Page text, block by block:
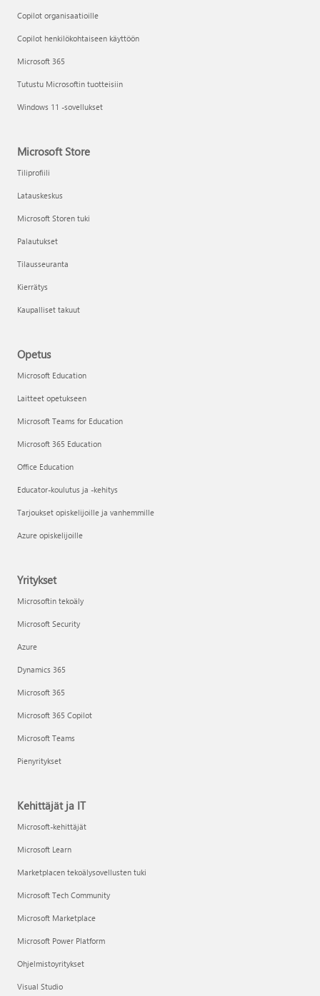
Copilot organisaatioille
Copilot henkilökohtaiseen käyttöön
Microsoft 365
Tutustu Microsoftin tuotteisiin
Windows 11 -sovellukset
Microsoft Store
Tiliprofiili
Latauskeskus
Microsoft Storen tuki
Palautukset
Tilausseuranta
Kierrätys
Kaupalliset takuut
Opetus
Microsoft Education
Laitteet opetukseen
Microsoft Teams for Education
Microsoft 365 Education
Office Education
Educator-koulutus ja -kehitys
Tarjoukset opiskelijoille ja vanhemmille
Azure opiskelijoille
Yritykset
Microsoftin tekoäly
Microsoft Security
Azure
Dynamics 365
Microsoft 365
Microsoft 365 Copilot
Microsoft Teams
Pienyritykset
Kehittäjät ja IT
Microsoft-kehittäjät
Microsoft Learn
Marketplacen tekoälysovellusten tuki
Microsoft Tech Community
Microsoft Marketplace
Microsoft Power Platform
Ohjelmistoyritykset
Visual Studio